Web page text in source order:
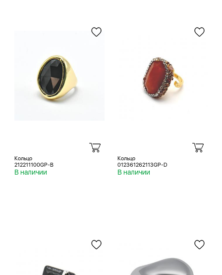
Кольцо
212211100GP-B
В наличии
Кольцо
012361262113GP-D
В наличии